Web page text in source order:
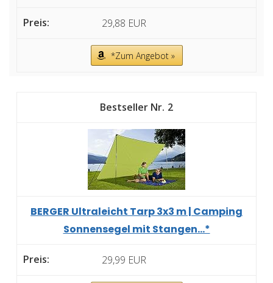
29,88 EUR
*Zum Angebot »
2
BERGER Ultraleicht Tarp 3x3 m | Camping
Sonnensegel mit Stangen...*
29,99 EUR